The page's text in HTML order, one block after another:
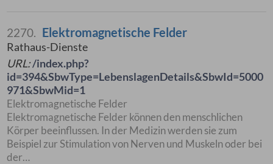
2270. Elektromagnetische Felder
Rathaus-Dienste
URL:/index.php?
id=394&SbwType=LebenslagenDetails&SbwId=5000
971&SbwMid=1
Elektromagnetische Felder
Elektromagnetische Felder können den menschlichen
Körper beeinflussen. In der Medizin werden sie zum
Beispiel zur Stimulation von Nerven und Muskeln oder bei
der…